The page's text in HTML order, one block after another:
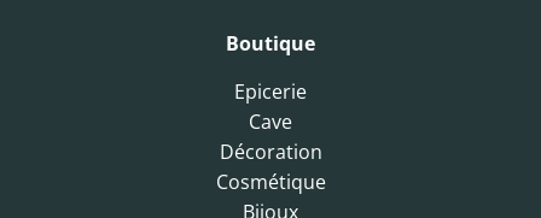
Boutique
Epicerie
Cave
Décoration
Cosmétique
Bijoux